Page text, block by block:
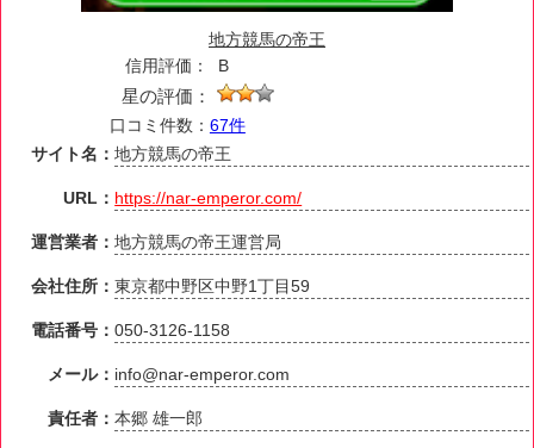
地方競馬の帝王
信用評価：
B
星の評価：
口コミ件数： 67件
サイト名：地方競馬の帝王
URL： https://nar-emperor.com/
運営業者：地方競馬の帝王運営局
会社住所：東京都中野区中野1丁目59
電話番号：050-3126-1158
メール： info@nar-emperor.com
責任者：本郷 雄一郎